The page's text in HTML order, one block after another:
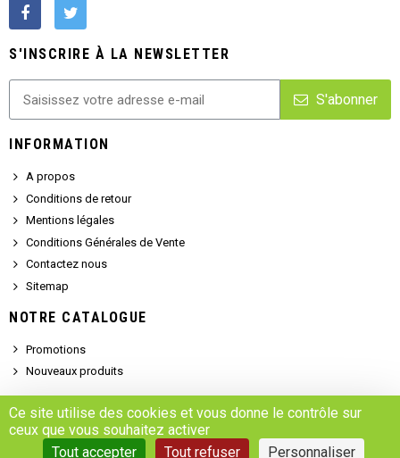
S'INSCRIRE À LA NEWSLETTER
S'abonner
INFORMATION
A propos
Conditions de retour
Mentions légales
Conditions Générales de Vente
Contactez nous
Sitemap
NOTRE CATALOGUE
Promotions
Nouveaux produits
Demander un devis
Ce site utilise des cookies et vous donne le contrôle sur
ceux que vous souhaitez activer
Tout accepter
Tout refuser Personnaliser